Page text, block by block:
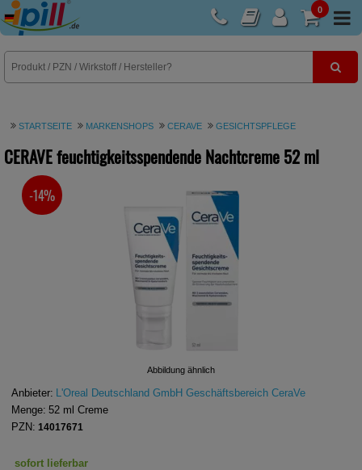
0
E-Rezept
STARTSEITE MARKENSHOPS CERAVE GESICHTSPFLEGE
CERAVE feuchtigkeitsspendende Nachtcreme52 ml
Abbildung ähnlich
SIE SPAREN
-14%
Anbieter: L'Oreal Deutschland GmbH Geschäftsbereich CeraVe
Menge: 52 ml Creme
PZN: 14017671
sofort lieferbar